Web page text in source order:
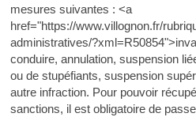
mesures suivantes : <a
href="https://www.villognon.fr/
administratives/
conduire, annulation, suspension
ou de stupéfiants, suspension
autre infraction. Pour pouvoir
sanctions, il est obligatoire de